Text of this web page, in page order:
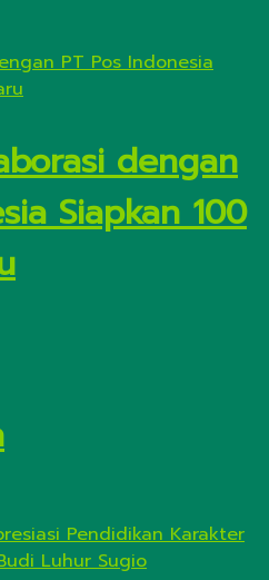
dengan
Siapkan 100